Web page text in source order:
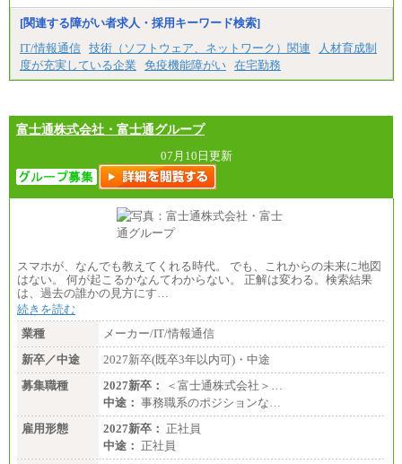
[関連する障がい者求人・採用キーワード検索]
IT/情報通信 技術（ソフトウェア、ネットワーク）関連
人材育成制
度が充実している企業
免疫機能障がい 在宅勤務
富士通株式会社・富士通グループ
07月10日更新
スマホが、なんでも教えてくれる時代。 でも、これからの未来に地図
はない。 何が起こるかなんてわからない。 正解は変わる。検索結果
は、過去の誰かの見方にす…
続きを読む
業種
メーカー/IT/情報通信
新卒／中途
2027新卒(既卒3年以内可)・中途
募集職種
2027新卒：
＜富士通株式会社＞…
中途： 事務職系のポジションな…
雇用形態
2027新卒： 正社員
中途： 正社員